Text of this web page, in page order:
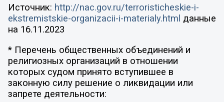
Источник: http://nac.gov.ru/terroristicheskie-i-
ekstremistskie-organizacii-i-materialy.html данные
на 16.11.2023
* Перечень общественных объединений и
религиозных организаций в отношении
которых судом принято вступившее в
законную силу решение о ликвидации или
запрете деятельности: